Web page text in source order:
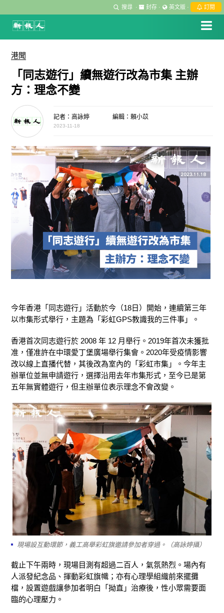
搜尋 · 封存 · 英文版 · 訂閱
港聞
「同志遊行」續無遊行改為市集 主辦
方：理念不變
記者：高詠婷 編輯：賴小苡
2023-11-18
今年香港「同志遊行」活動於今（18日）開始，連續第三年
以市集形式舉行，主題為「彩虹GPS教識我的三件事」。
香港首次同志遊行於 2008 年 12 月舉行。2019年首次未獲批
准，僅准許在中環愛丁堡廣場舉行集會。2020年受疫情影響
改以線上直播代替，其後改為室內的「彩虹市集」。今年主
辦單位並無申請遊行，選擇沿用去年市集形式，至今已是第
五年無實體遊行，但主辦單位表示理念不會改變。
現場設互動環節，義工高舉彩虹旗邀請參加者穿過。（高詠婷攝）
截止下午兩時，現場目測有超過二百人，氣氛熱烈。場內有
人派發紀念品、揮動彩虹旗幟；亦有心理學組織前來擺攤
檔，設置遊戲讓參加者明白「拗直」治療後，性小眾需要面
臨的心理壓力。